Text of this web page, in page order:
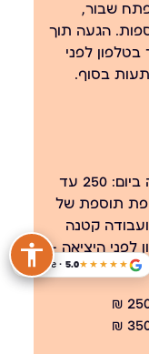
מפתח שבור,
הגעה תוך
בטלפון לפני
בסוף.
פתיחת דלת רגילה ביום: 250 עד
תוספת של
ביקור: 250-350 ₪, ועבודה קטנה
לפני היציאה —
★★★★★
Google · 5.0